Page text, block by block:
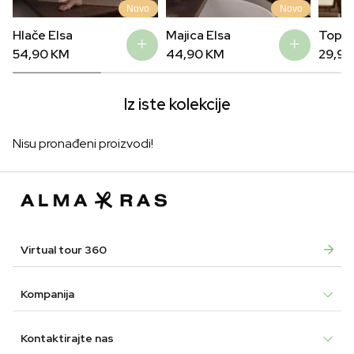
Novo
Hlače Elsa
54,90KM
Novo
Majica Elsa
44,90KM
Top
Iz iste kolekcije
Nisu pronađeni proizvodi!
Virtual tour 360
Kompanija
Kontaktirajte nas